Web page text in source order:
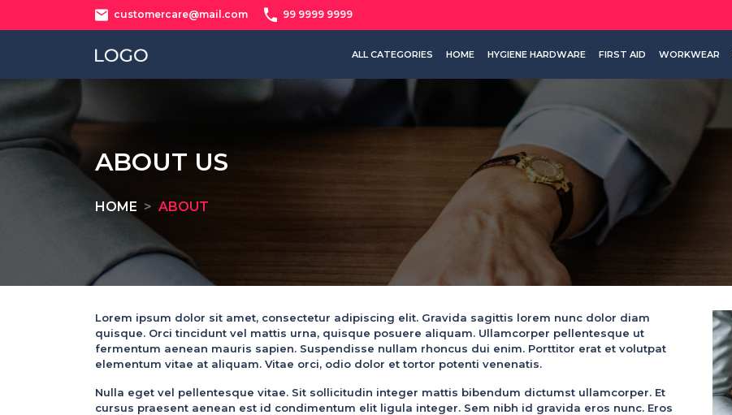
customercare@mail.com 99 9999 9999
ALL CATEGORIES HOME HYGIENE HARDWARE FIRST AID WORKWEAR
ABOUT US
HOME ABOUT
Lorem ipsum dolor sit amet, consectetur adipiscing elit. Gravida sagittis lorem nunc dolor diam
quisque. Orci tincidunt vel mattis urna, quisque posuere aliquam. Ullamcorper pellentesque ut
fermentum aenean mauris sapien. Suspendisse nullam rhoncus dui enim. Porttitor erat et volutpat
elementum vitae at aliquam. Vitae orci, odio dolor et tortor potenti venenatis.
Nulla eget vel pellentesque vitae. Sit sollicitudin integer mattis bibendum dictumst ullamcorper. Et
cursus praesent aenean est id condimentum elit ligula integer. Sem nibh id gravida eros nunc. Eros